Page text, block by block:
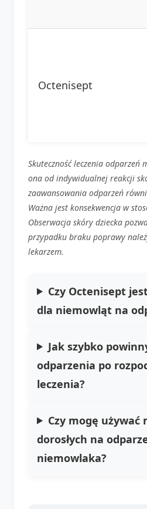
Octenisept
Skuteczność leczenia odparzeń
ona od indywidualnej reakcji
zaawansowania odparzeń
Ważna jest konsekwencja w
Obserwacja skóry dziecka
przypadku braku poprawy
lekarzem.
Czy Octenisept
dla niemowląt na
Jak szybko
odparzenia po
leczenia?
Czy mogę używać
dorosłych na
niemowlaka?